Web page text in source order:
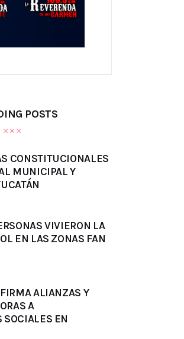
POSTS
CONSTITUCIONALES
MUNICIPAL Y
VIVIERON LA
EN LAS ZONAS FAN
ALIANZAS Y
A
SOCIALES EN